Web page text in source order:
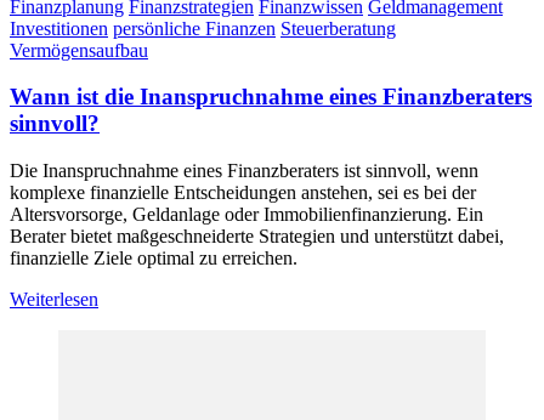
Finanzplanung Finanzstrategien Finanzwissen Geldmanagement
Investitionen persönliche Finanzen Steuerberatung
Vermögensaufbau
Wann ist die Inanspruchnahme eines Finanzberaters
sinnvoll?
Die Inanspruchnahme eines Finanzberaters ist sinnvoll, wenn
komplexe finanzielle Entscheidungen anstehen, sei es bei der
Altersvorsorge, Geldanlage oder Immobilienfinanzierung. Ein
Berater bietet maßgeschneiderte Strategien und unterstützt dabei,
finanzielle Ziele optimal zu erreichen.
Weiterlesen